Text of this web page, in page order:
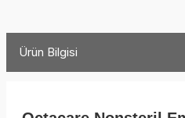
Ürün Bilgisi